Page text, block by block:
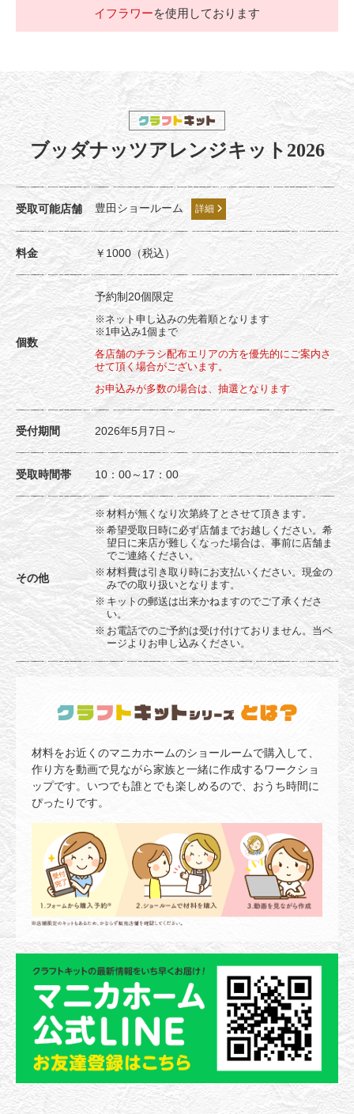
イフラワーを使用しております
ブッダナッツアレンジキット2026
受取可能店舗 豊田ショールーム 詳細
料金 ￥1000（税込）
個数
予約制20個限定
※ネット申し込みの先着順となります
※1申込み1個まで
各店舗のチラシ配布エリアの方を優先的にご案内さ
せて頂く場合がございます。
お申込みが多数の場合は、抽選となります
受付期間 2026年5月7日～
受取時間帯 10：00～17：00
その他
材料が無くなり次第終了とさせて頂きます。
希望受取日時に必ず店舗までお越しください。希
望日に来店が難しくなった場合は、事前に店舗ま
でご連絡ください。
材料費は引き取り時にお支払いください。現金の
みでの取り扱いとなります。
キットの郵送は出来かねますのでご了承くださ
い。
お電話でのご予約は受け付けておりません。当ペ
ージよりお申し込みください。
材料をお近くのマニカホームのショールームで購入して、
作り方を動画で見ながら家族と一緒に作成するワークショ
ップです。いつでも誰とでも楽しめるので、おうち時間に
ぴったりです。